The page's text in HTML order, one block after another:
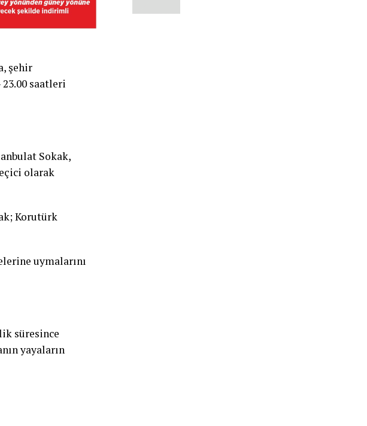
şehir
saatleri
Sokak,
olarak
Korutürk
uymalarını
süresince
yayaların